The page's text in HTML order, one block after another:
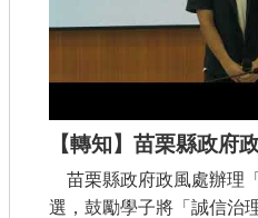
苗栗縣政府政風處辦理
選，鼓勵學子將「誠信治